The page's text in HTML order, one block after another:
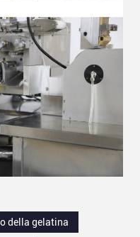
della gelatina